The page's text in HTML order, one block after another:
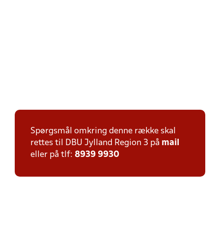
Spørgsmål omkring denne række skal
rettes til DBU Jylland Region 3 på mail
eller på tlf: 8939 9930